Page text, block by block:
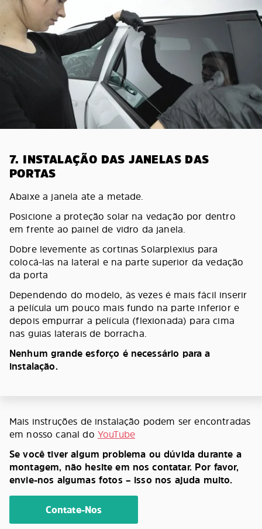
7. INSTALAÇÃO DAS JANELAS DAS
PORTAS
Abaixe a janela ate a metade.
Posicione a proteção solar na vedação por dentro
em frente ao painel de vidro da janela.
Dobre levemente as cortinas Solarplexius para
colocá-las na lateral e na parte superior da vedação
da porta
Dependendo do modelo, às vezes é mais fácil inserir
a película um pouco mais fundo na parte inferior e
depois empurrar a película (flexionada) para cima
nas guias laterais de borracha.
Nenhum grande esforço é necessário para a
instalação.
Mais instruções de instalação podem ser encontradas
em nosso canal do YouTube
Se você tiver algum problema ou dúvida durante a
montagem, não hesite em nos contatar. Por favor,
envie-nos algumas fotos – isso nos ajuda muito.
Contate-Nos